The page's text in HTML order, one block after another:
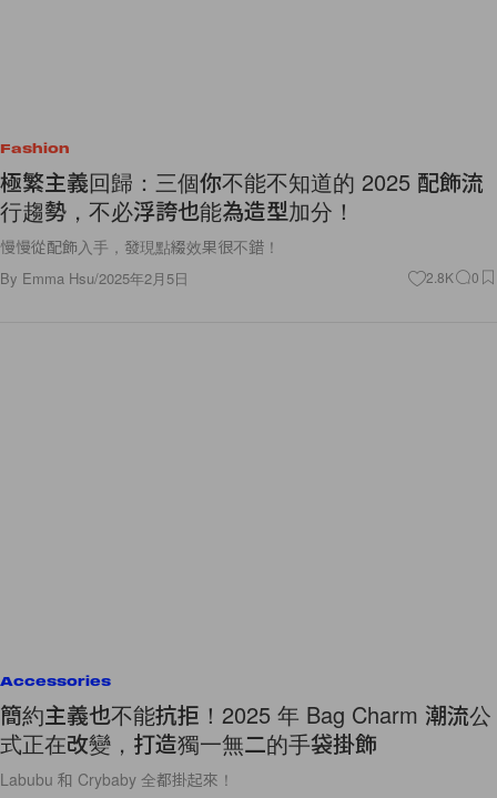
Fashion
極繁主義回歸：三個你不能不知道的 2025 配飾流
行趨勢，不必浮誇也能為造型加分！
慢慢從配飾入手，發現點綴效果很不錯！
By Emma Hsu/2025年2月5日 2.8K 0
Accessories
簡約主義也不能抗拒！2025 年 Bag Charm 潮流公
式正在改變，打造獨一無二的手袋掛飾
Labubu 和 Crybaby 全都掛起來！